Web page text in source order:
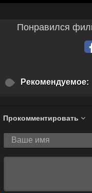
Понравился
Рекомендуемое:
Прокомментировать